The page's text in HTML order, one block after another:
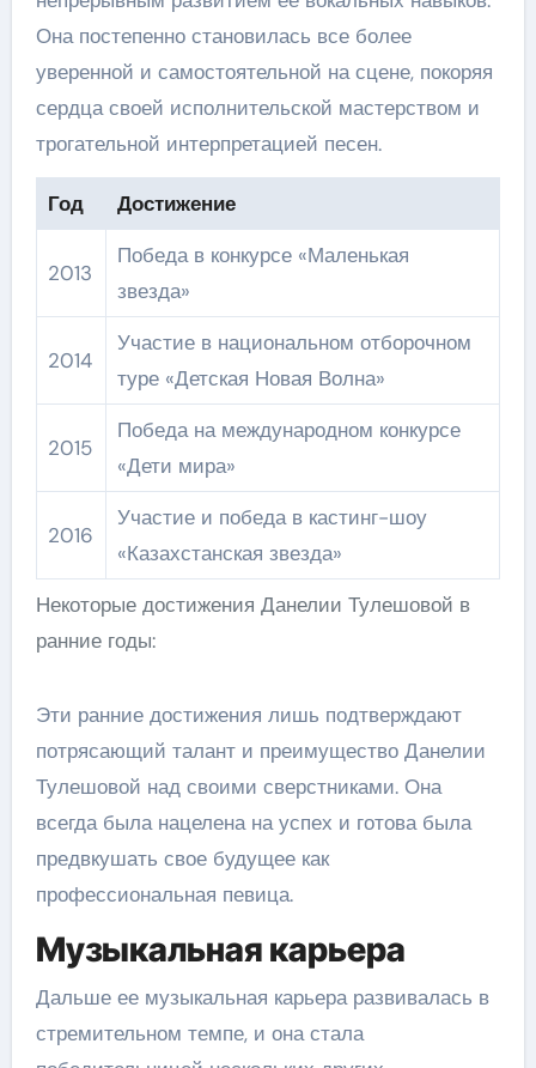
Она постепенно становилась все более
уверенной и самостоятельной на сцене, покоряя
сердца своей исполнительской мастерством и
трогательной интерпретацией песен.
Некоторые достижения Данелии Тулешовой в
ранние годы:
Год Достижение
2013
Победа в конкурсе «Маленькая
звезда»
2014
Участие в национальном отборочном
туре «Детская Новая Волна»
2015
Победа на международном конкурсе
«Дети мира»
2016
Участие и победа в кастинг-шоу
«Казахстанская звезда»
Эти ранние достижения лишь подтверждают
потрясающий талант и преимущество Данелии
Тулешовой над своими сверстниками. Она
всегда была нацелена на успех и готова была
предвкушать свое будущее как
профессиональная певица.
Музыкальная карьера
Дальше ее музыкальная карьера развивалась в
стремительном темпе, и она стала